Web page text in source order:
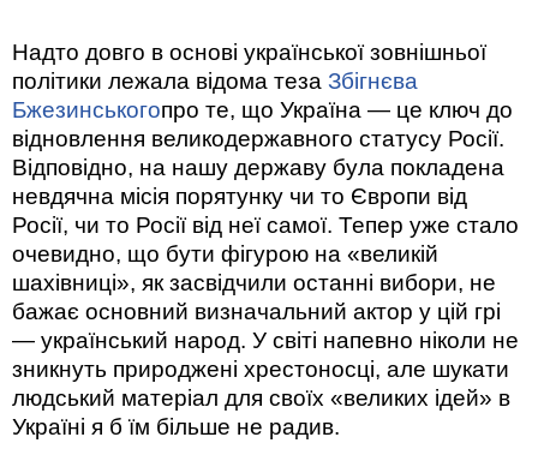
Надто довго в основі української зовнішньої
політики лежала відома теза Збігнєва
Бжезинськогопро те, що Україна — це ключ до
відновлення великодержавного статусу Росії.
Відповідно, на нашу державу була покладена
невдячна місія порятунку чи то Європи від
Росії, чи то Росії від неї самої. Тепер уже стало
очевидно, що бути фігурою на «великій
шахівниці», як засвідчили останні вибори, не
бажає основний визначальний актор у цій грі
— український народ. У світі напевно ніколи не
зникнуть природжені хрестоносці, але шукати
людський матеріал для своїх «великих ідей» в
Україні я б їм більше не радив.